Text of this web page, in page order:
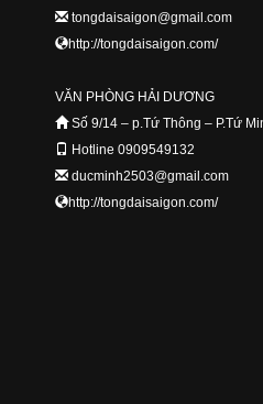
tongdaisaigon@gmail.com
http://tongdaisaigon.com/
VĂN PHÒNG HẢI DƯƠNG
Số 9/14 – p.Tứ Thông – P.Tứ
Hotline 0909549132
ducminh2503@gmail.com
http://tongdaisaigon.com/